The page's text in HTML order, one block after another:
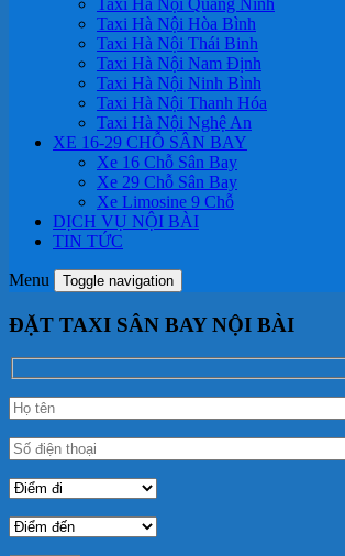
Taxi Hà Nội Quảng Ninh
Taxi Hà Nội Hòa Bình
Taxi Hà Nội Thái Binh
Taxi Hà Nội Nam Định
Taxi Hà Nội Ninh Bình
Taxi Hà Nội Thanh Hóa
Taxi Hà Nội Nghệ An
XE 16-29 CHỖ SÂN BAY
Xe 16 Chỗ Sân Bay
Xe 29 Chỗ Sân Bay
Xe Limosine 9 Chỗ
DỊCH VỤ NỘI BÀI
TIN TỨC
Menu Toggle navigation
ĐẶT TAXI SÂN BAY NỘI BÀI